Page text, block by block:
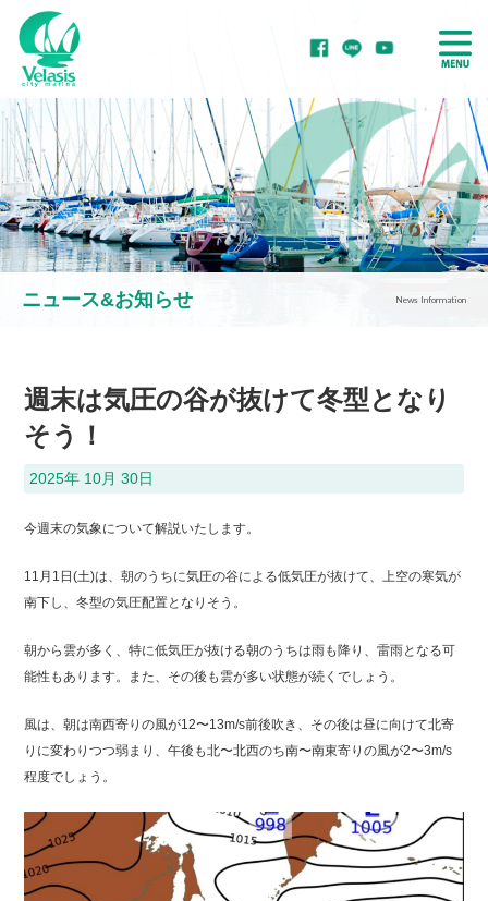
ボート・ヨットを
置きたい
ボート・ヨットを
借りたい
マリーナをご紹介！
マリーナへの
マリーナオーナー様
会社概要 採用情報
お問い合わせ
ニュース&お知らせ News Information
週末は気圧の谷が抜けて冬型となり
そう！
2025年 10月 30日
今週末の気象について解説いたします。
11月1日(土)は、朝のうちに気圧の谷による低気圧が抜けて、上空の寒気が
南下し、冬型の気圧配置となりそう。
朝から雲が多く、特に低気圧が抜ける朝のうちは雨も降り、雷雨となる可
能性もあります。また、その後も雲が多い状態が続くでしょう。
風は、朝は南西寄りの風が12〜13m/s前後吹き、その後は昼に向けて北寄
りに変わりつつ弱まり、午後も北〜北西のち南〜南東寄りの風が2〜3m/s
程度でしょう。